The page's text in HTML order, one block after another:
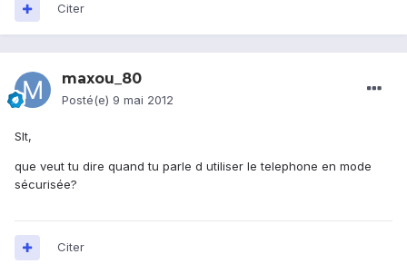
Citer
maxou_80
Posté(e) 9 mai 2012
Slt,
que veut tu dire quand tu parle d utiliser le telephone en mode
sécurisée?
Citer